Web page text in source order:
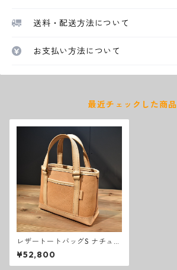
送料・配送方法について
お支払い方法について
最近チェックした商品
レザートートバッグS ナチュラ
ル
¥52,800